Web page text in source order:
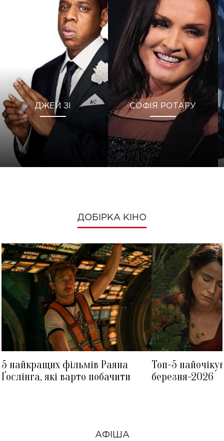
ДЖЕЙ ЗІ СОФІЯ РОТАРУ
ДОБІРКА КІНО
5 найкращих фільмів Раяна
Ґослінга, які варто побачити
Топ-5
березня-2026
АФІША